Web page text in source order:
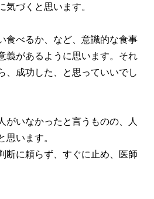
づくと思います。
食べるか、など、意識的な食事
義があるように思います。それ
、成功した、と思っていいでし
がいなかったと言うものの、人
います。
断に頼らず、すぐに止め、医師